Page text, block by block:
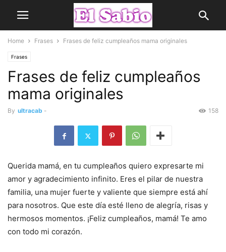
Home Frases Frases de feliz cumpleaños mama originales
Frases
Frases de feliz cumpleaños
mama originales
By ultracab - 158
Querida mamá, en tu cumpleaños quiero expresarte mi
amor y agradecimiento infinito. Eres el pilar de nuestra
familia, una mujer fuerte y valiente que siempre está ahí
para nosotros. Que este día esté lleno de alegría, risas y
hermosos momentos. ¡Feliz cumpleaños, mamá! Te amo
con todo mi corazón.